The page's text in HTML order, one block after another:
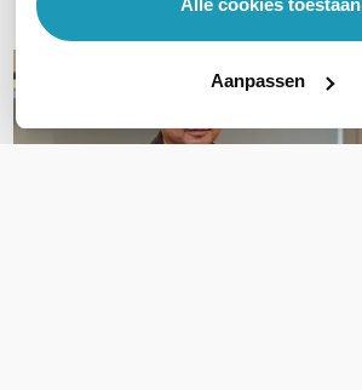
Alle cookies toestaan
Aanpassen